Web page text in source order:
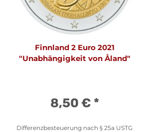
Finnland 2 Euro 2021
"Unabhängigkeit von Åland"
8,50 € *
Differenzbesteuerung nach § 25a USTG